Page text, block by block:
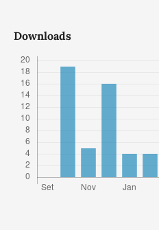
Downloads